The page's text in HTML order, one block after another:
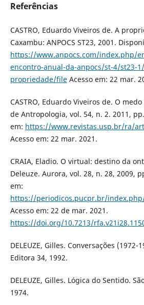
Referências
CASTRO, Eduardo Viveiros de. A
Caxambu: ANPOCS ST23, 2001.
https://www.anpocs.com/index.php/
encontro-anual-da-anpocs/st-4/st23-
propriedade/fileAcesso em: 22 mar.
CASTRO, Eduardo Viveiros de. O
de Antropologia, vol. 54, n. 2. 2011,
em: https://www.revistas.usp.br/ra/
Acesso em: 22 mar. 2021.
CRAIA, Eladio. O virtual: destino da
Deleuze. Aurora, vol. 28, n. 28, 2009,
em:
https://periodicos.pucpr.br/
Acesso em: 22 de mar. 2021.
https://doi.org/10.7213/
DELEUZE, Gilles. Conversações (1972-
Editora 34, 1992.
DELEUZE, Gilles. Lógica do Sentido.
1974.